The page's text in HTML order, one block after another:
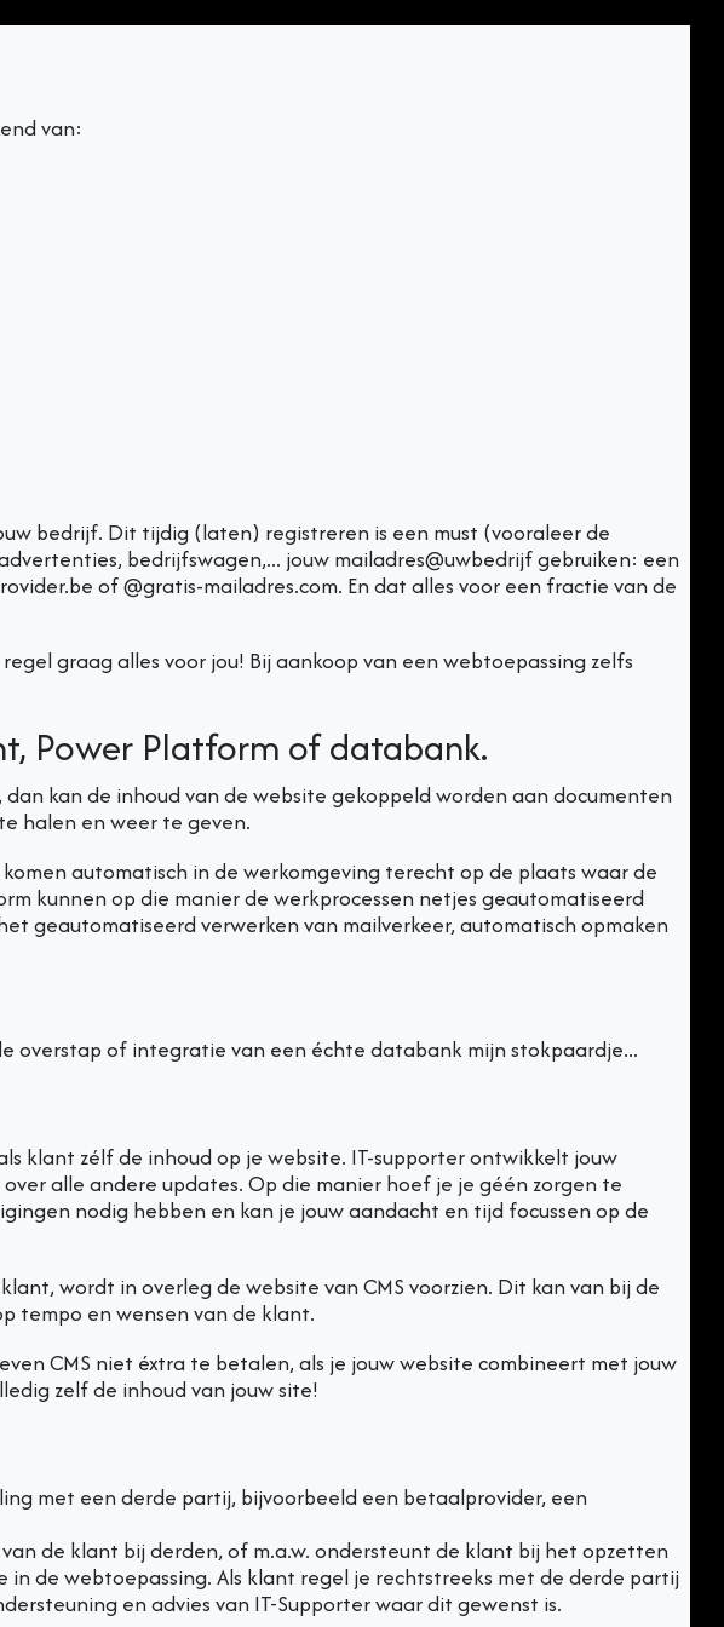
van:
bedrijf. Dit tijdig (laten) registreren is een must (vooraleer de
bedrijfswagen,... jouw mailadres@uwbedrijf gebruiken: een
of @gratis-mailadres.com. En dat alles voor een fractie van de
graag alles voor jou! Bij aankoop van een webtoepassing zelfs
Power Platform of databank.
kan de inhoud van de website gekoppeld worden aan documenten
halen en weer te geven.
automatisch in de werkomgeving terecht op de plaats waar de
kunnen op die manier de werkprocessen netjes geautomatiseerd
geautomatiseerd verwerken van mailverkeer, automatisch opmaken
overstap of integratie van een échte databank mijn stokpaardje...
klant zélf de inhoud op je website. IT-supporter ontwikkelt jouw
alle andere updates. Op die manier hoef je je géén zorgen te
nodig hebben en kan je jouw aandacht en tijd focussen op de
wordt in overleg de website van CMS voorzien. Dit kan van bij de
tempo en wensen van de klant.
CMS niet éxtra te betalen, als je jouw website combineert met jouw
zelf de inhoud van jouw site!
met een derde partij, bijvoorbeeld een betaalprovider, een
de klant bij derden, of m.a.w. ondersteunt de klant bij het opzetten
de webtoepassing. Als klant regel je rechtstreeks met de derde partij
en advies van IT-Supporter waar dit gewenst is.